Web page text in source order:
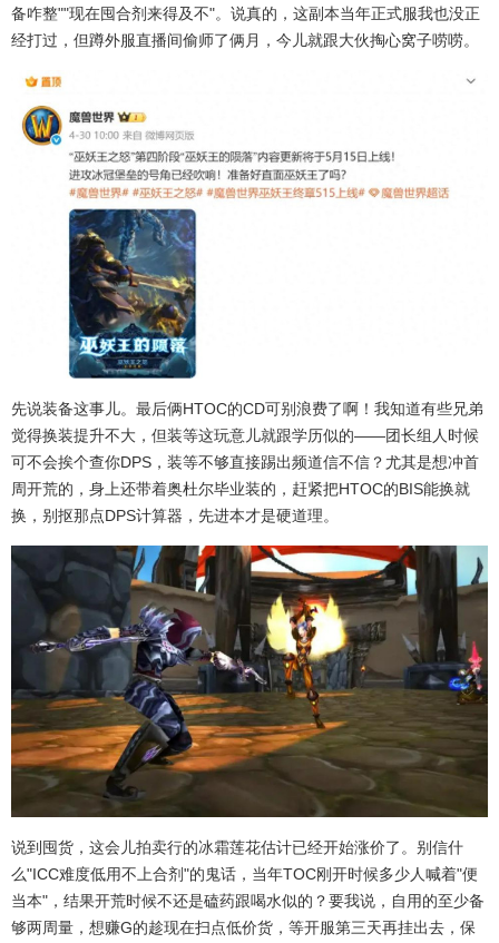
备咋整""现在囤合剂来得及不"。说真的，这副本当年正式服我也没正
经打过，但蹲外服直播间偷师了俩月，今儿就跟大伙掏心窝子唠唠。
先说装备这事儿。最后俩HTOC的CD可别浪费了啊！我知道有些兄弟
觉得换装提升不大，但装等这玩意儿就跟学历似的——团长组人时候
可不会挨个查你DPS，装等不够直接踢出频道信不信？尤其是想冲首
周开荒的，身上还带着奥杜尔毕业装的，赶紧把HTOC的BIS能换就
换，别抠那点DPS计算器，先进本才是硬道理。
说到囤货，这会儿拍卖行的冰霜莲花估计已经开始涨价了。别信什
么"ICC难度低用不上合剂"的鬼话，当年TOC刚开时候多少人喊着"便
当本"，结果开荒时候不还是磕药跟喝水似的？要我说，自用的至少备
够两周量，想赚G的趁现在扫点低价货，等开服第三天再挂出去，保